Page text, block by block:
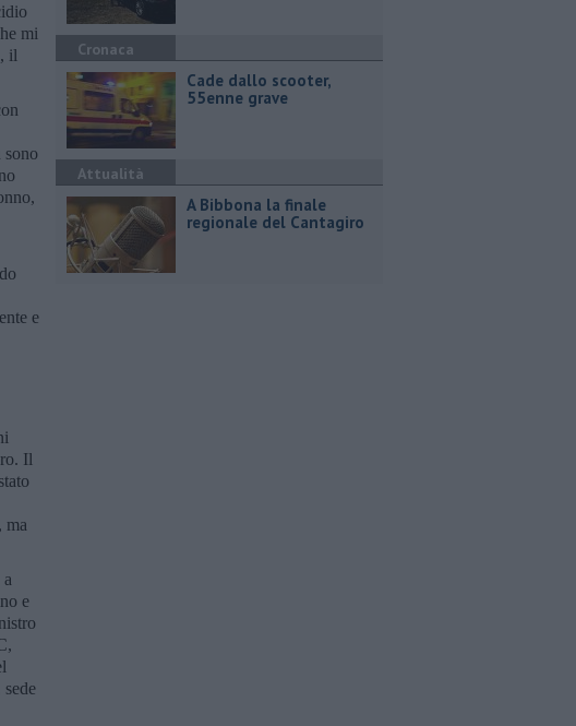
mi
il
e
Il
ma
e
Cronaca
Cade dallo scooter,
55enne grave
Attualità
A Bibbona la finale
regionale del Cantagiro